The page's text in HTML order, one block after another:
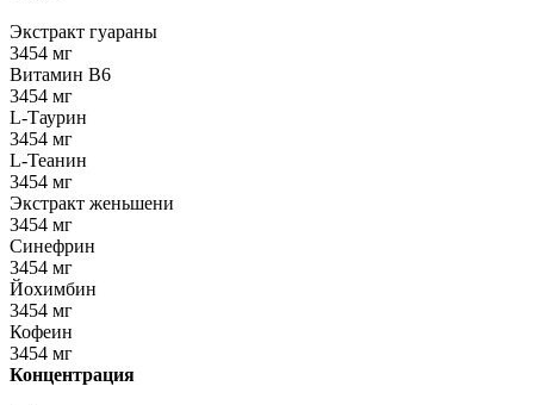
Экстракт гуараны
3454 мг
Витамин В6
3454 мг
L-Таурин
3454 мг
L-Теанин
3454 мг
Экстракт женьшени
3454 мг
Синефрин
3454 мг
Йохимбин
3454 мг
Кофеин
3454 мг
Концентрация